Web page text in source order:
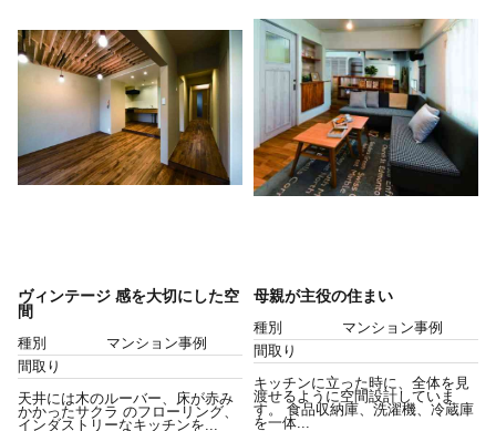
ヴィンテージ 感を大切にした空
間
種別
マンション事例
間取り
天井には木のルーバー、床が赤み
かかったサクラ のフローリング、
インダストリーなキッチンを...
母親が主役の住まい
種別
マンション事例
間取り
キッチンに立った時に、全体を見
渡せるように空間設計していま
す。 食品収納庫、洗濯機、冷蔵庫
を一体...